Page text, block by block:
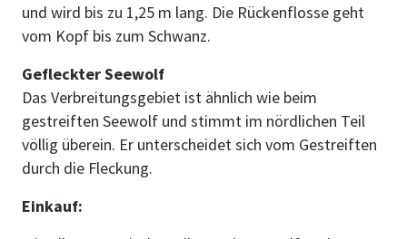
und wird bis zu 1,25 m lang. Die Rückenflosse geht
vom Kopf bis zum Schwanz.
Gefleckter Seewolf
Das Verbreitungsgebiet ist ähnlich wie beim
gestreiften Seewolf und stimmt im nördlichen Teil
völlig überein. Er unterscheidet sich vom Gestreiften
durch die Fleckung.
Einkauf: